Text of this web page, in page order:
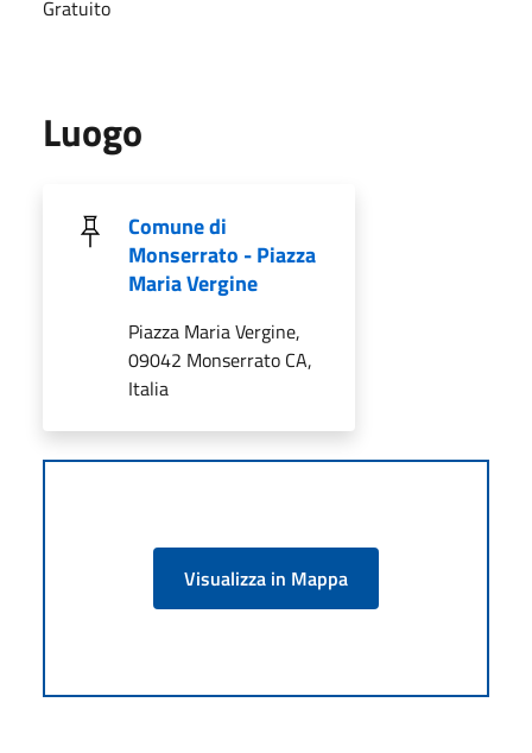
Gratuito
Luogo
Comune di
Monserrato - Piazza
Maria Vergine
Piazza Maria Vergine,
09042 Monserrato CA,
Italia
Visualizza in Mappa